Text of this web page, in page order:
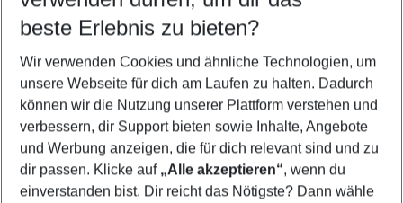
5-8 Nächte
2 Erwachsene Keine Kinder
Mehr Filter anzeigen
beste Erlebnis zu bieten?
Wir verwenden Cookies und ähnliche Technologien, um
unsere Webseite für dich am Laufen zu halten. Dadurch
können wir die Nutzung unserer Plattform verstehen und
verbessern, dir Support bieten sowie Inhalte, Angebote
und Werbung anzeigen, die für dich relevant sind und zu
dir passen. Klicke auf „Alle akzeptieren“, wenn du
einverstanden bist. Dir reicht das Nötigste? Dann wähle